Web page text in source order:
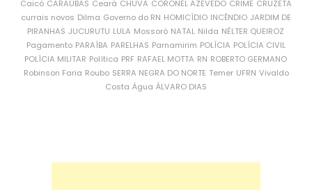
Caicó CARAÚBAS Ceará CHUVA CORONEL AZEVEDO CRIME CRUZETA
currais novos Dilma Governo do RN HOMICÍDIO INCÊNDIO JARDIM DE
PIRANHAS JUCURUTU LULA Mossoró NATAL Nilda NÉLTER QUEIROZ
Pagamento PARAÍBA PARELHAS Parnamirim POLÍCIA POLÍCIA CIVIL
POLÍCIA MILITAR Política PRF RAFAEL MOTTA RN ROBERTO GERMANO
Robinson Faria Roubo SERRA NEGRA DO NORTE Temer UFRN Vivaldo
Costa Água ÁLVARO DIAS